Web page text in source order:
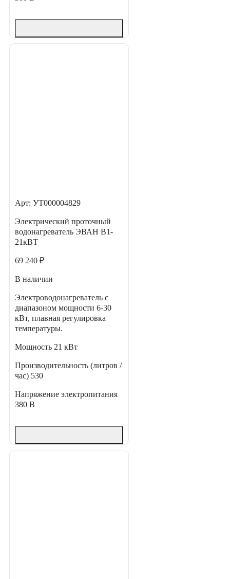
Арт: УТ000004829
Электрический проточный
водонагреватель ЭВАН В1-
21кВТ
69 240 ₽
В наличии
Электроводонагреватель с
диапазоном мощности 6-30
кВт, плавная регулировка
температуры.
Мощность 21 кВт
Производительность (литров /
час) 530
Напряжение электропитания
380 В